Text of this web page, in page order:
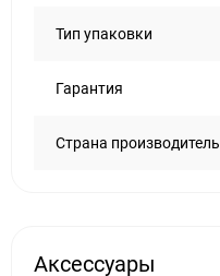
Тип упаковки
Гарантия
Страна производитель
Аксессуары